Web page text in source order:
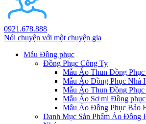
0921.678.888
Nói chuyện với một chuyện gia
Mẫu Đồng phục
Đồng Phục Công Ty
Mẫu Áo Thun Đồng
Mẫu Áo Đồng Phục Nhà
Mẫu Áo Thun Đồng
Mẫu Áo Sơ mi Đồng
Mẫu Áo Đồng Phục Bảo
Danh Mục Sản Phẩm Áo Đồng